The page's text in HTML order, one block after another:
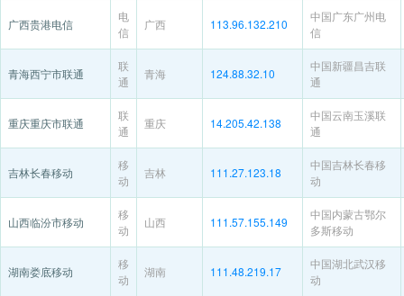
广西贵港电信
电
信
广西 113.96.132.210
中国广东广州电
信
青海西宁市联通
联
通
青海 124.88.32.10
中国新疆昌吉联
通
重庆重庆市联通
联
通
重庆 14.205.42.138
中国云南玉溪联
通
吉林长春移动
移
动
吉林 111.27.123.18
中国吉林长春移
动
山西临汾市移动
移
动
山西 111.57.155.149
中国内蒙古鄂尔
多斯移动
湖南娄底移动
移
动
湖南 111.48.219.17
中国湖北武汉移
动